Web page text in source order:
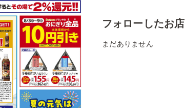
フォローしたお店
まだありません